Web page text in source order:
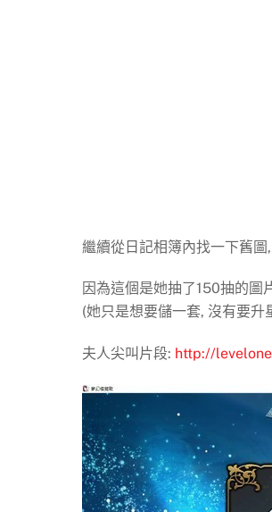
繼續從日記相簿內找一下舊
因為這個是她抽了150抽的圖
(她只是想要儲一套, 沒有要升
夫人尖叫片段: http://